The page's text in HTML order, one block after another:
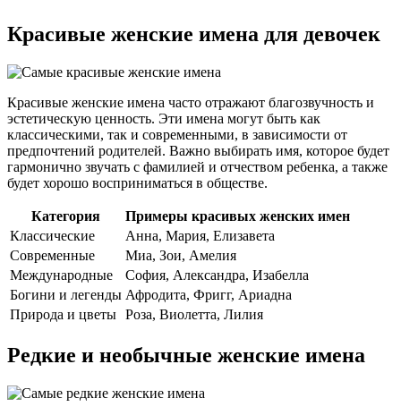
Красивые женские имена для девочек
Красивые женские имена часто отражают благозвучность и
эстетическую ценность. Эти имена могут быть как
классическими, так и современными, в зависимости от
предпочтений родителей. Важно выбирать имя, которое будет
гармонично звучать с фамилией и отчеством ребенка, а также
будет хорошо восприниматься в обществе.
Категория
Примеры красивых женских имен
Классические
Анна, Мария, Елизавета
Современные
Миа, Зои, Амелия
Международные
София, Александра, Изабелла
Богини и легенды Афродита, Фригг, Ариадна
Природа и цветы Роза, Виолетта, Лилия
Редкие и необычные женские имена